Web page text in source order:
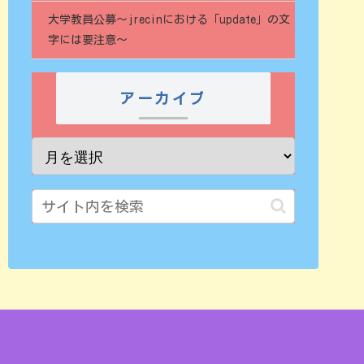
大学教員公募～jrecinにおける「update」の文
字には要注意～
アーカイブ